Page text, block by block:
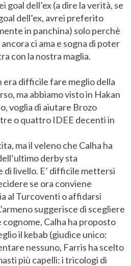
goal dell’ex (a dire la verità, se
dell’ex, avrei preferito
in panchina) solo perchè
ci ama e sogna di poter
con la nostra maglia.
era difficile fare meglio della
ma abbiamo visto in Hakan
voglia di aiutare Brozo
tre o quattro IDEE decenti in
ma il veleno che Calha ha
derby sta
di livello. E’ difficile mettersi
se ora conviene
al Turcoventi o affidarsi
suggerisce di scegliere
cognome, Calha ha proposto
il kebab (giudice unico:
nessuno, Farris ha scelto
più capelli: i tricologi di